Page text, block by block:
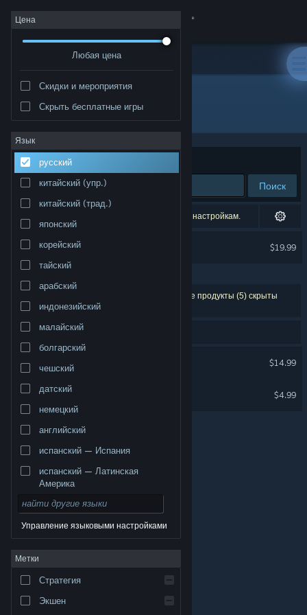
Войти
Сообщество
Информация
Поддержка
Изменить язык
Полная версия
© Valve Corporation. Все права сохранены. Все
торговые марки являются собственностью
Правовая информация
Соглашение подписчика Steam
Файлы cookie
Цена
Любая цена
Скидки и мероприятия
Скрыть бесплатные игры
Язык
русский
китайский (упр.)
китайский (трад.)
японский
корейский
тайский
арабский
индонезийский
малайский
болгарский
чешский
датский
немецкий
английский
испанский — Испания
испанский — Латинская
Америка
Управление языковыми настройками
Метки
Стратегия
Экшен
"Wicked Seed"
Сортировать по
Поиск
1 точное совпадение скрыто согласно вашим настройкам.
$19.99
ИСКЛЮЧЕНО СОГЛАСНО НАСТРОЙКАМ
Результатов по вашему запросу: 2. Некоторые продукты (5) скрыты
согласно вашим настройкам.
Вы имели в видуwicked seven
$14.99
$4.99